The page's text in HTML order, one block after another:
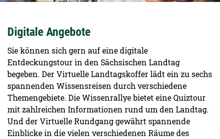
Digitale Angebote
Sie können sich gern auf eine digitale
Entdeckungstour in den Sächsischen Landtag
begeben. Der Virtuelle Landtagskoffer lädt ein zu sechs
spannenden Wissensreisen durch verschiedene
Themengebiete. Die Wissenrallye bietet eine Quiztour
mit zahlreichen Informationen rund um den Landtag.
Und der Virtuelle Rundgang gewährt spannende
Einblicke in die vielen verschiedenen Räume des